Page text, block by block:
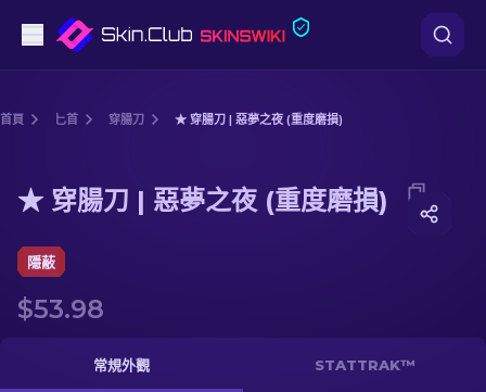
步槍
匕首
手套
首頁 匕首 穿腸刀 ★ 穿腸刀 | 惡夢之夜 (重度磨損)
Media of ★ 穿腸刀 | 惡夢之夜 (重度磨損)
★ 穿腸刀 | 惡夢之夜 (重度磨損)
隱蔽
$53.98
常規外觀 STATTRAK™